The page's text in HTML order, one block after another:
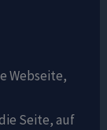
Webseite,
Seite, auf